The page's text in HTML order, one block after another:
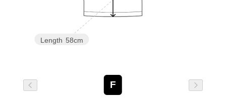
Length 58cm
F